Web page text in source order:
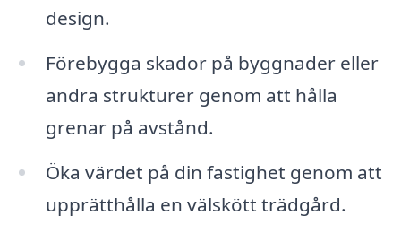
design.
Förebygga skador på byggnader eller
andra strukturer genom att hålla
grenar på avstånd.
Öka värdet på din fastighet genom att
upprätthålla en välskött trädgård.